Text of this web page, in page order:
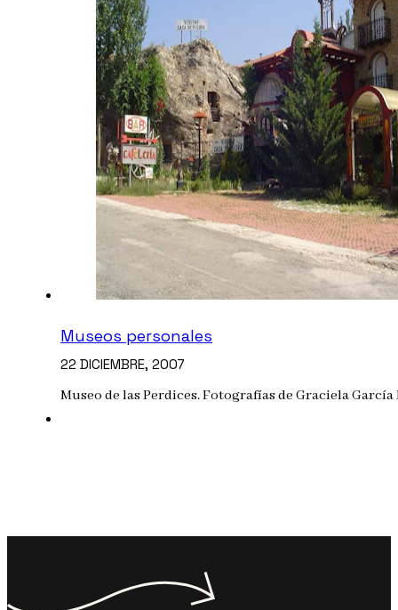
Museos personales
22 DICIEMBRE, 2007
Museo de las Perdices. Fotografías de Graciela